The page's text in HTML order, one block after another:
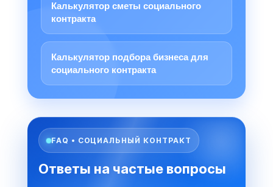
Калькулятор сметы социального
контракта
Калькулятор подбора бизнеса для
социального контракта
FAQ • СОЦИАЛЬНЫЙ КОНТРАКТ
Ответы на частые вопросы